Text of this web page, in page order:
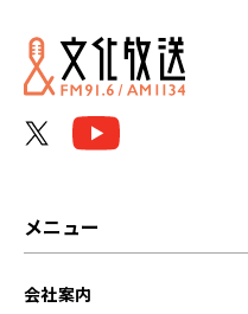
メニュー
会社案内